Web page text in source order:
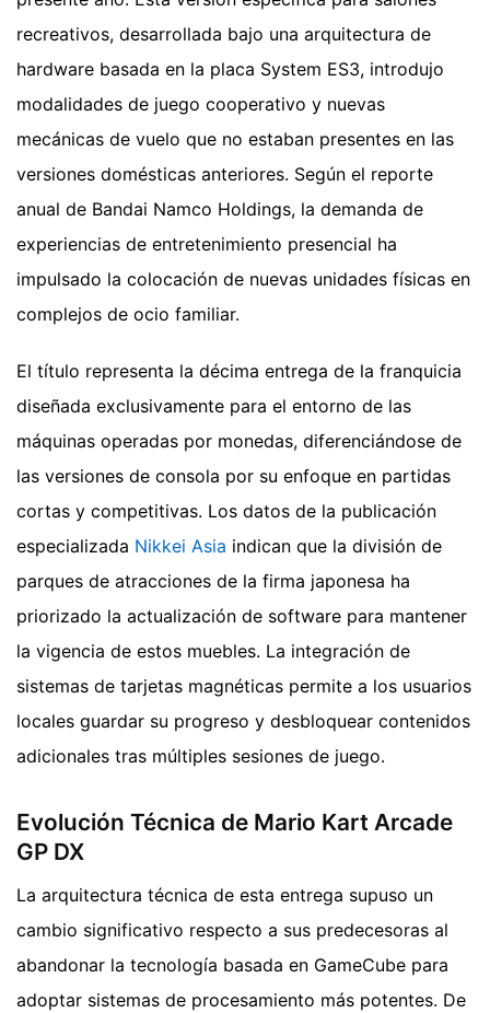
recreativos, desarrollada bajo una arquitectura de
hardware basada en la placa System ES3, introdujo
modalidades de juego cooperativo y nuevas
mecánicas de vuelo que no estaban presentes en las
versiones domésticas anteriores. Según el reporte
anual de Bandai Namco Holdings, la demanda de
experiencias de entretenimiento presencial ha
impulsado la colocación de nuevas unidades físicas en
complejos de ocio familiar.
El título representa la décima entrega de la franquicia
diseñada exclusivamente para el entorno de las
máquinas operadas por monedas, diferenciándose de
las versiones de consola por su enfoque en partidas
cortas y competitivas. Los datos de la publicación
especializada Nikkei Asia indican que la división de
parques de atracciones de la firma japonesa ha
priorizado la actualización de software para mantener
la vigencia de estos muebles. La integración de
sistemas de tarjetas magnéticas permite a los usuarios
locales guardar su progreso y desbloquear contenidos
adicionales tras múltiples sesiones de juego.
Evolución Técnica de Mario Kart Arcade
GP DX
La arquitectura técnica de esta entrega supuso un
cambio significativo respecto a sus predecesoras al
abandonar la tecnología basada en GameCube para
adoptar sistemas de procesamiento más potentes. De